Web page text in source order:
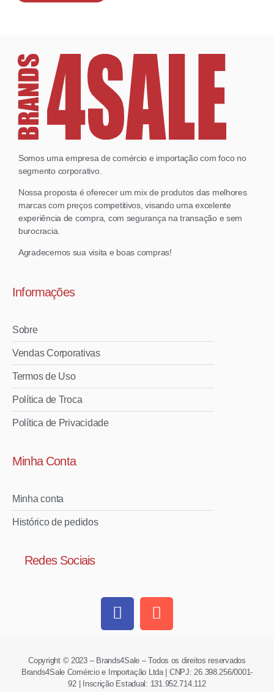
Somos uma empresa de comércio e importação com foco no
segmento corporativo.
Nossa proposta é oferecer um mix de produtos das melhores
marcas com preços competitivos, visando uma excelente
experiência de compra, com segurança na transação e sem
burocracia.
Agradecemos sua visita e boas compras!
Informações
Sobre
Vendas Corporativas
Termos de Uso
Política de Troca
Política de Privacidade
Minha Conta
Minha conta
Histórico de pedidos
Redes Sociais
Copyright © 2023 – Brands4Sale – Todos os direitos reservados
Brands4Sale Comércio e Importação Ltda | CNPJ: 26.398.256/0001-
92 | Inscrição Estadual: 131.952.714.112